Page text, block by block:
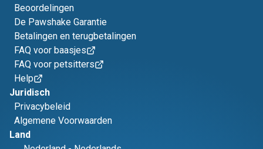
Beoordelingen
De Pawshake Garantie
Betalingen en terugbetalingen
FAQ voor baasjes
FAQ voor petsitters
Help
Juridisch
Privacybeleid
Algemene Voorwaarden
Land